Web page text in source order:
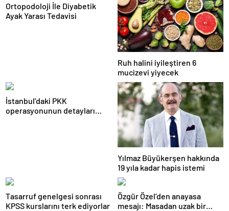
Ortopodoloji İle Diyabetik
Ayak Yarası Tedavisi
Ruh halini iyileştiren 6
mucizevi yiyecek
İstanbul’daki PKK
operasyonunun detayları
Yılmaz Büyükerşen hakkında
19 yıla kadar hapis istemi
Tasarruf genelgesi sonrası
KPSS kurslarını terk ediyorlar
Özgür Özel’den anayasa
mesajı: Masadan uzak bir